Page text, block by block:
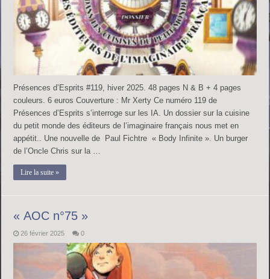
Présences d’Esprits #119, hiver 2025. 48 pages N & B + 4 pages
couleurs. 6 euros Couverture : Mr Xerty Ce numéro 119 de
Présences d’Esprits s’interroge sur les IA. Un dossier sur la cuisine
du petit monde des éditeurs de l’imaginaire français nous met en
appétit.. Une nouvelle de Paul Fichtre « Body Infinite ». Un burger
de l’Oncle Chris sur la …
Lire la suite »
« AOC n°75 »
26 février 2025 0